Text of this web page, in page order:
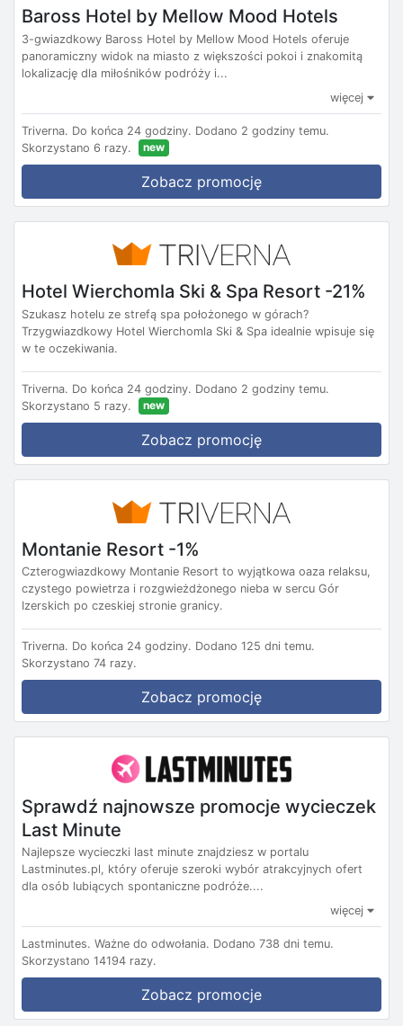
Baross Hotel by Mellow Mood Hotels
3-gwiazdkowy Baross Hotel by Mellow Mood Hotels oferuje
panoramiczny widok na miasto z większości pokoi i znakomitą
lokalizację dla miłośników podróży i...
więcej
Triverna. Do końca 24 godziny. Dodano 2 godziny temu.
Skorzystano 6 razy.
new
Zobacz promocję
Hotel Wierchomla Ski & Spa Resort -21%
Szukasz hotelu ze strefą spa położonego w górach?
Trzygwiazdkowy Hotel Wierchomla Ski & Spa idealnie wpisuje się
w te oczekiwania.
Triverna. Do końca 24 godziny. Dodano 2 godziny temu.
Skorzystano 5 razy.
new
Zobacz promocję
Montanie Resort -1%
Czterogwiazdkowy Montanie Resort to wyjątkowa oaza relaksu,
czystego powietrza i rozgwieżdżonego nieba w sercu Gór
Izerskich po czeskiej stronie granicy.
Triverna. Do końca 24 godziny. Dodano 125 dni temu.
Skorzystano 74 razy.
Zobacz promocję
Sprawdź najnowsze promocje wycieczek
Last Minute
Najlepsze wycieczki last minute znajdziesz w portalu
Lastminutes.pl, który oferuje szeroki wybór atrakcyjnych ofert
dla osób lubiących spontaniczne podróże....
więcej
Lastminutes. Ważne do odwołania. Dodano 738 dni temu.
Skorzystano 14194 razy.
Zobacz promocje